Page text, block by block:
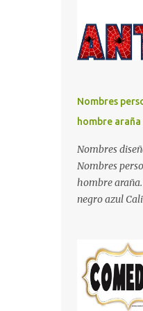
días y por
sea un lugar
también para
algunas
dormitorio. El
opción para
todo ser
ideal para
que va con
limpio que te
Los colores
color muy
la lista de
Nombres
hombre araña
Nombres
Nombres
hombre
negro azul
comentario y
Nombres con
Cartel de feliz
pijamas